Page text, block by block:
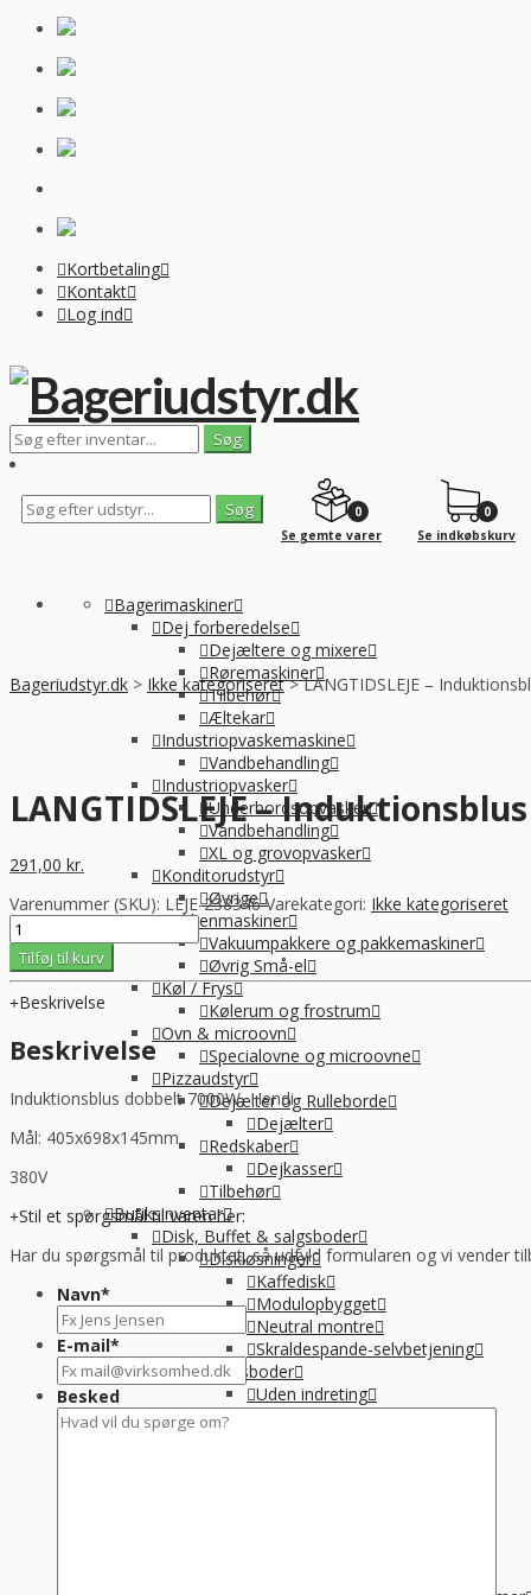
Kortbetaling
Kontakt
Log ind
0
Se gemte varer
0
Se indkøbskurv
Bagerimaskiner
Dej forberedelse
Dejæltere og mixere
Røremaskiner
Tilbehør
Æltekar
Industriopvaskemaskine
Vandbehandling
Industriopvasker
Underbordsopvasker
Vandbehandling
XL og grovopvasker
Konditorudstyr
Øvrige
Køkkenmaskiner
Vakuumpakkere og pakkemaskiner
Øvrig Små-el
Køl / Frys
Kølerum og frostrum
Ovn & microovn
Specialovne og microovne
Pizzaudstyr
Dejælter og Rulleborde
Dejælter
Redskaber
Dejkasser
Tilbehør
Butiksinventar
Disk, Buffet & salgsboder
Diskløsninger
Kaffedisk
Modulopbygget
Neutral montre
Skraldespande-selvbetjening
Salgsboder
Uden indreting
Kaffe og Espresso
Bageriudstyr.dk > Ikke kategoriseret >LANGTIDSLEJE –
LANGTIDSLEJE –
291,00 kr.
Varenummer (SKU): LEJE-238346 Varekategori: Ikke kategoriseret
LANGTIDSLEJE
-
Induktionsblus
dobbelt
7000W,
Hendi
antal
Tilføj til kurv
Beskrivelse
Beskrivelse
Induktionsblus dobbelt 7000W, Hendi
Mål: 405x698x145mm
380V
Stil et spørgsmål til varen her:
Har du spørgsmål til produktet, så udfyld formularen og vi vender
Navn*
E-mail*
Besked